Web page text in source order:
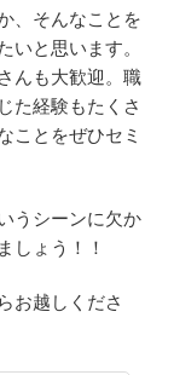
、そんなことを
いと思います。
んも大歓迎。職
た経験もたくさ
ことをぜひセミ
うシーンに欠か
しょう！！
お越しくださ